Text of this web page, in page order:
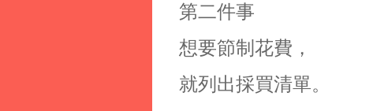
第二件事
想要節制花費，
就列出採買清單。